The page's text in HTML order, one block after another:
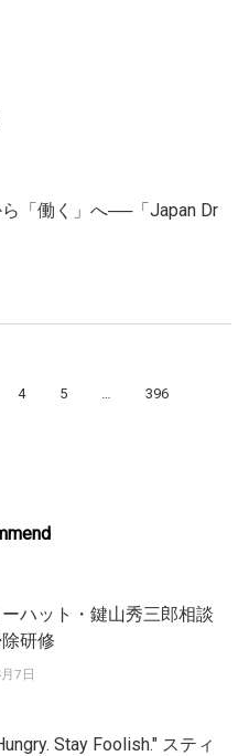
「働く」へ──「Japan Dr
4 5 396
ハット・鍵山秀三郎相談
研修
7日
Stay Foolish." スティ